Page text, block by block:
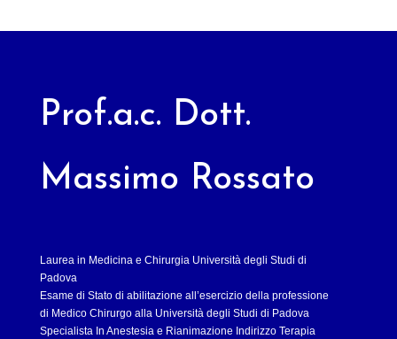
Prof.a.c. Dott.
Massimo Rossato
Laurea in Medicina e Chirurgia Università degli Studi di
Padova
Esame di Stato di abilitazione all’esercizio della professione
di Medico Chirurgo alla Università degli Studi di Padova
Specialista In Anestesia e Rianimazione Indirizzo Terapia